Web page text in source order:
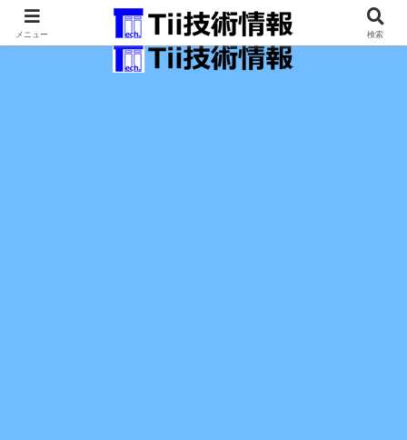
最新の科学技術の情報インフラ。
メニュー 検索